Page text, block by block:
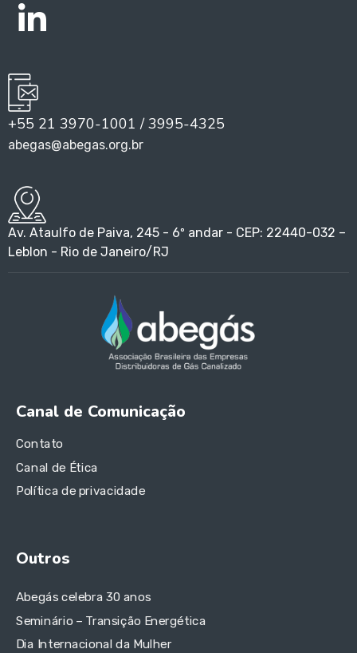
+55 21 3970-1001 / 3995-4325
abegas@abegas.org.br
Av. Ataulfo de Paiva, 245 - 6º andar - CEP: 22440-032 –
Leblon - Rio de Janeiro/RJ
Canal de Comunicação
Contato
Canal de Ética
Política de privacidade
Outros
Abegás celebra 30 anos
Seminário – Transição Energética
Dia Internacional da Mulher